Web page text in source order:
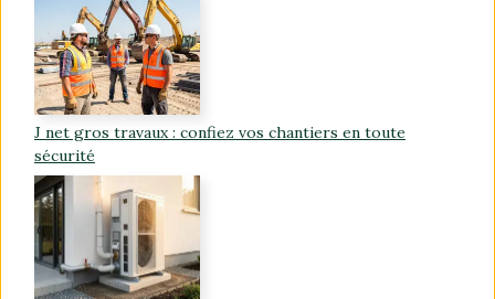
J net gros travaux : confiez vos chantiers en toute
sécurité